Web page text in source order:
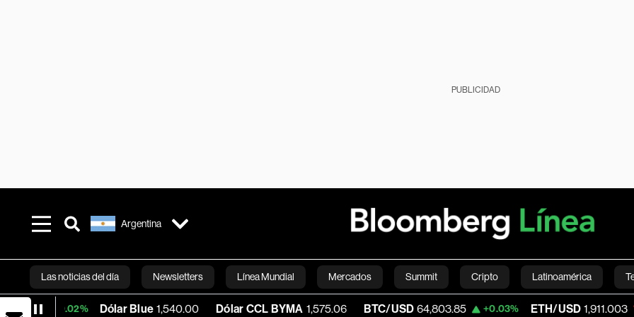
PUBLICIDAD
Argentina
Las noticias del día Newsletters Línea Mundial Mercados Summit Cripto Latinoamérica
Bloomberg Green Economía Estilo de vida Mundo Videos
Dólar Blue 1,540.00 Dólar CCL BYMA 1,575.06 BTC/USD 64,803.85 +0.03% ETH/USD 1,911.003 -0.25%